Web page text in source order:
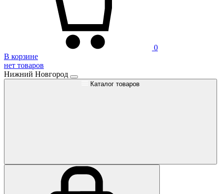
0
В корзине
нет товаров
Нижний Новгород
Каталог товаров